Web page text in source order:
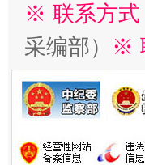
※ 联系方式
采编部） ※